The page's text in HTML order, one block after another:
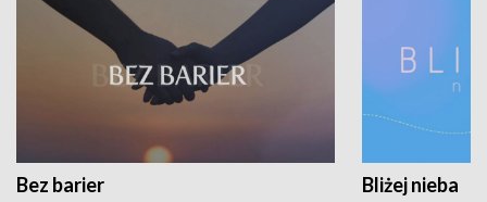
Bez barier Bliżej nieba